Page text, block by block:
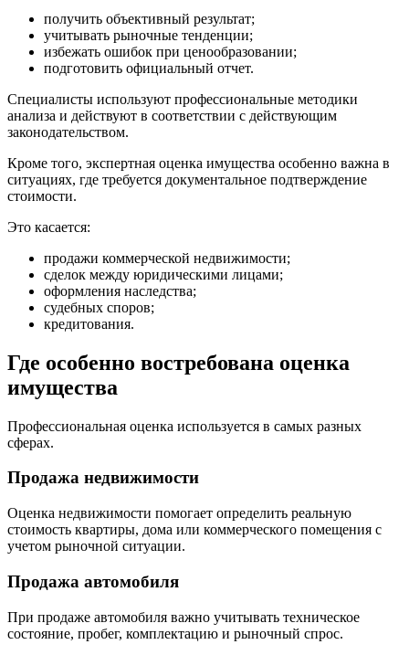
получить объективный результат;
учитывать рыночные тенденции;
избежать ошибок при ценообразовании;
подготовить официальный отчет.
Специалисты используют профессиональные методики
анализа и действуют в соответствии с действующим
законодательством.
Кроме того, экспертная оценка имущества особенно важна в
ситуациях, где требуется документальное подтверждение
стоимости.
Это касается:
продажи коммерческой недвижимости;
сделок между юридическими лицами;
оформления наследства;
судебных споров;
кредитования.
Где особенно востребована оценка
имущества
Профессиональная оценка используется в самых разных
сферах.
Продажа недвижимости
Оценка недвижимости помогает определить реальную
стоимость квартиры, дома или коммерческого помещения с
учетом рыночной ситуации.
Продажа автомобиля
При продаже автомобиля важно учитывать техническое
состояние, пробег, комплектацию и рыночный спрос.